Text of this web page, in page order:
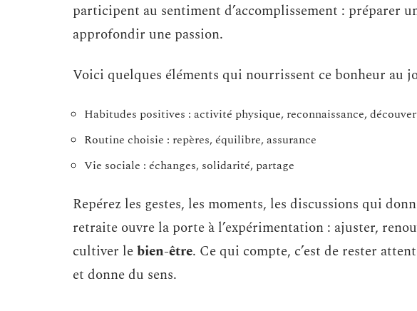
participent au sentiment d’accomplissement : préparer
approfondir une passion.
Voici quelques éléments qui nourrissent ce bonheur au
Habitudes positives : activité physique, reconnaissance,
Routine choisie : repères, équilibre, assurance
Vie sociale : échanges, solidarité, partage
Repérez les gestes, les moments, les discussions qui
retraite ouvre la porte à l’expérimentation : ajuster,
cultiver lebien-être. Ce qui compte, c’est de rester
et donne du sens.